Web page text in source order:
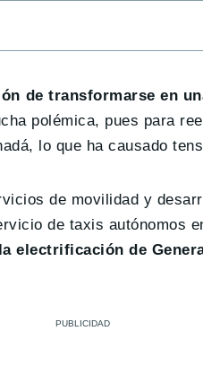
de transformarse en
polémica, pues para
lo que ha causado
de movilidad y
de taxis autónomos
electrificación de